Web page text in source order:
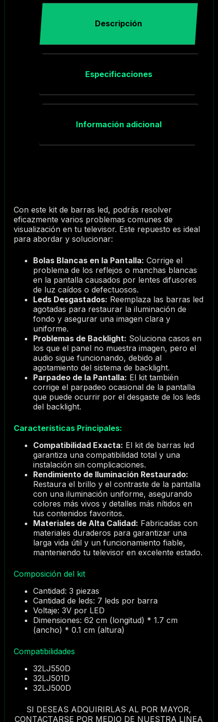
Descripción
Especificaciones
Información adicional
Con este kit de barras led, podrás resolver
eficazmente varios problemas comunes de
visualización en tu televisor. Este repuesto es ideal
para abordar y solucionar:
Bolas Blancas en la Pantalla: Corrige el
problema de los reflejos o manchas blancas
en la pantalla causados por lentes difusores
de luz caídos o defectuosos.
Leds Desgastados: Reemplaza las barras led
agotadas para restaurar la iluminación de
fondo y asegurar una imagen clara y
uniforme.
Problemas de Backlight: Soluciona casos en
los que el panel no muestra imagen, pero el
audio sigue funcionando, debido al
agotamiento del sistema de backlight.
Parpadeo de la Pantalla: El kit también
corrige el parpadeo ocasional de la pantalla
que puede ocurrir por el desgaste de los leds
del backlight.
Características Principales:
Compatibilidad Exacta: El kit de barras led
garantiza una compatibilidad total y una
instalación sin complicaciones.
Rendimiento de Iluminación Restaurado:
Restaura el brillo y el contraste de la pantalla
con una iluminación uniforme, asegurando
colores más vivos y detalles más nítidos en
tus contenidos favoritos.
Materiales de Alta Calidad: Fabricadas con
materiales duraderos para garantizar una
larga vida útil y un funcionamiento fiable,
manteniendo tu televisor en excelente estado.
Composición del kit
Cantidad: 3 piezas
Cantidad de leds: 7 leds por barra
Voltaje: 3V por LED
Dimensiones: 62 cm (longitud) * 1.7 cm
(ancho) * 0.1 cm (altura)
Compatibilidades
32LJ550D
32LJ501D
32LJ500D
SI DESEAS ADQUIRIRLAS AL POR MAYOR,
CONTACTARSE POR MEDIO DE NUESTRA LINEA